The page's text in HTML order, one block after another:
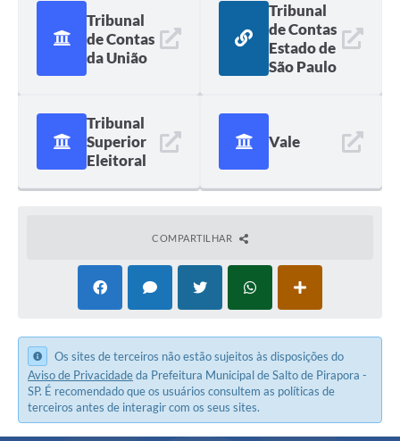
Tribunal
de Contas
da União
Tribunal
de Contas
Estado de
São Paulo
Tribunal
Superior
Eleitoral
Vale
COMPARTILHAR
Os sites de terceiros não estão sujeitos às disposições do
Aviso de Privacidadeda Prefeitura Municipal de Salto de Pirapora -
SP. É recomendado que os usuários consultem as políticas de
terceiros antes de interagir com os seus sites.